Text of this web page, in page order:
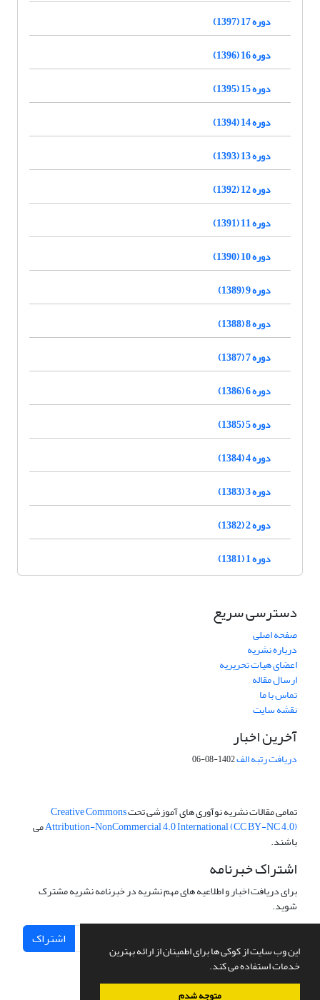
این وب سایت از کوکی ها برای اطمینان از ارائه بهترین
خدمات استفاده می کند.
متوجه شدم
دوره 17 (1397)
دوره 16 (1396)
دوره 15 (1395)
دوره 14 (1394)
دوره 13 (1393)
دوره 12 (1392)
دوره 11 (1391)
دوره 10 (1390)
دوره 9 (1389)
دوره 8 (1388)
دوره 7 (1387)
دوره 6 (1386)
دوره 5 (1385)
دوره 4 (1384)
دوره 3 (1383)
دوره 2 (1382)
دوره 1 (1381)
دسترسی سریع
صفحه اصلی
درباره نشریه
اعضای هیات تحریریه
ارسال مقاله
تماس با ما
نقشه سایت
آخرین اخبار
دریافت رتبه الف1402-08-06
تمامی مقالات نشریه نوآوری های آموزشی تحتCreative Commons
Attribution-NonCommercial 4.0 International (CC BY-NC 4.0)می
باشند.
اشتراک خبرنامه
برای دریافت اخبار و اطلاعیه های مهم نشریه در خبرنامه نشریه مشترک
شوید.
اشتراک